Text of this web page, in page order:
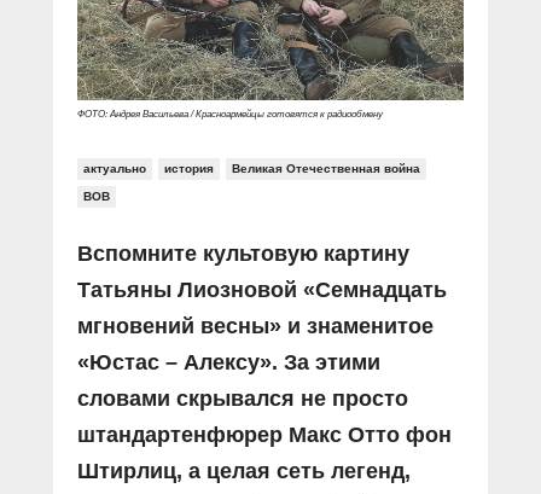
ФОТО: Андрея Васильева / Красноармейцы готовятся к радиообмену
актуально история Великая Отечественная война
ВОВ
Вспомните культовую картину
Татьяны Лиозновой «Семнадцать
мгновений весны» и знаменитое
«Юстас – Алексу». За этими
словами скрывался не просто
штандартенфюрер Макс Отто фон
Штирлиц, а целая сеть легенд,